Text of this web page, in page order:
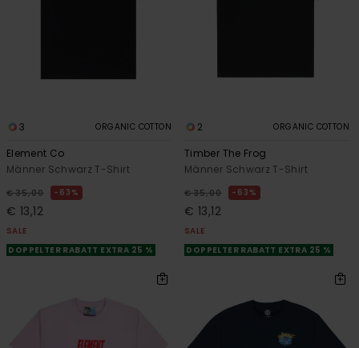
3 ORGANIC COTTON
Element Co
Männer Schwarz T-Shirt
€ 35,00 63%
€ 13,12
SALE
DOPPELTER RABATT EXTRA 25 %
2 ORGANIC COTTON
Timber The Frog
Männer Schwarz T-Shirt
€ 35,00 63%
€ 13,12
SALE
DOPPELTER RABATT EXTRA 25 %